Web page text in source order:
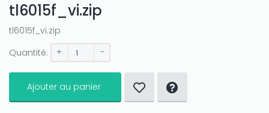
tl6015f_vi.zip
tl6015f_vi.zip
Quantité:
+ -
Ajouter au panier